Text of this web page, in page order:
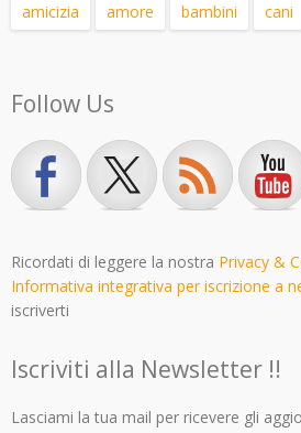
amicizia amore bambini cani
Follow Us
Ricordati di leggere la nostra Privacy &
Informativa integrativa per iscrizione a
iscriverti
Iscriviti alla Newsletter !!
Lasciami la tua mail per ricevere gli